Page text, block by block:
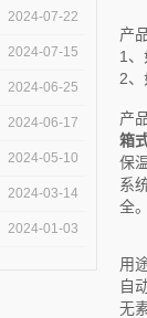
2024-07-22
2024-07-15
2024-06-25
2024-06-17
2024-05-10
2024-03-14
2024-01-03
产
1
2
产
箱
保
系
全。
用
自
无